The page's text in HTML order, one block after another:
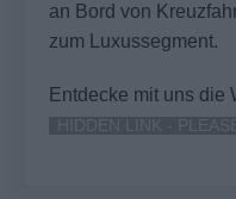
an Bord von
zum Luxussegment.
Entdecke mit uns die